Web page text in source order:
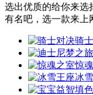
选出优质的给你来选
有名吧，选一款来上
骑
惊
冰